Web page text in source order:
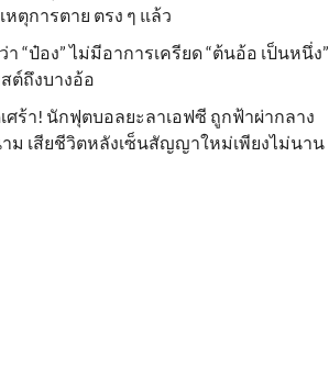
หตุการตาย ตรง ๆ แล้ว
า “ป๋อง” ไม่มีอาการเครียด “ต้นอ้อ เป็นหนึ่ง”
ต์ถึงบางอ้อ
ศร้า! นักฟุตบอลยะลาเอฟซี ถูกฟ้าผ่ากลาง
ม เสียชีวิตหลังเซ็นสัญญาใหม่เพียงไม่นาน